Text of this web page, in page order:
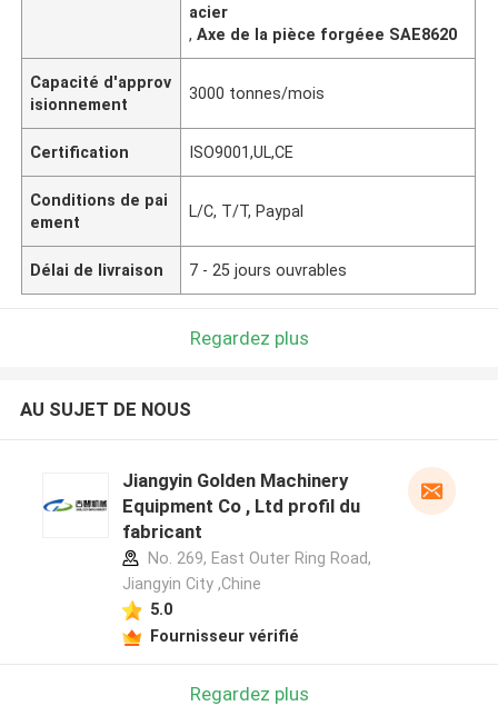
acier
,Axe de la pièce forgéee SAE8620
Capacité d'approv
isionnement
3000 tonnes/mois
Certification ISO9001,UL,CE
Conditions de pai
ement
L/C, T/T, Paypal
Délai de livraison 7 - 25 jours ouvrables
Regardez plus
AU SUJET DE NOUS
Jiangyin Golden Machinery
Equipment Co , Ltd profil du
fabricant
No. 269, East Outer Ring Road,
Jiangyin City ,Chine
5.0
Fournisseur vérifié
Regardez plus